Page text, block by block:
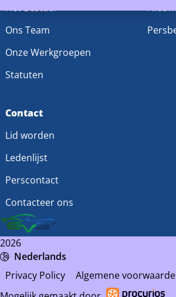
Het Bestuur
Ons Team
Onze Werkgroepen
Statuten
Contact
Lid worden
Ledenlijst
Perscontact
Contacteer ons
2026
Nederlands
Privacy Policy
Algemene